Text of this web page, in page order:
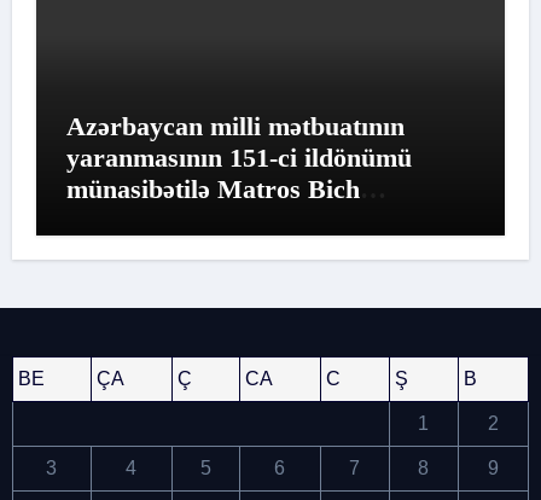
Azərbaycan milli mətbuatının
yaranmasının 151-ci ildönümü
münasibətilə Matros Bich
BE ÇA Ç CA C Ş B
1 2
3 4 5 6 7 8 9